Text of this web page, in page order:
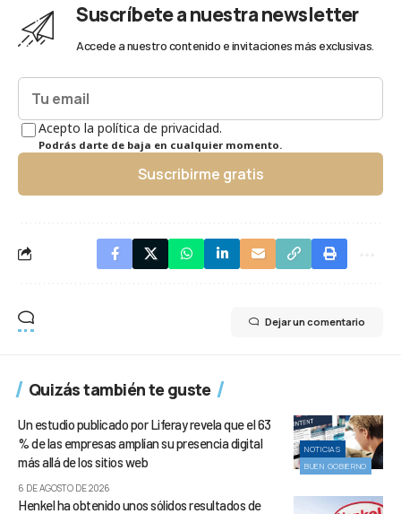
Suscríbete a nuestra newsletter
Accede a nuestro contenido e invitaciones más exclusivas.
Acepto la política de privacidad.
Podrás darte de baja en cualquier momento.
Suscribirme gratis
Dejar un comentario
Quizás también te guste
NOTICIAS
BUEN GOBIERNO
Un estudio publicado por Liferay revela que el 63
% de las empresas amplían su presencia digital
más allá de los sitios web
6 DE AGOSTO DE 2026
Henkel ha obtenido unos sólidos resultados de